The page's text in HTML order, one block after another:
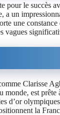
pour le succès
a un
une
vagues
Clarisse
est
d’or
la